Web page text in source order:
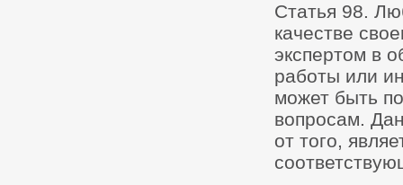
Статья 98.
качестве
экспертом в
работы или
может быть
вопросам.
от того,